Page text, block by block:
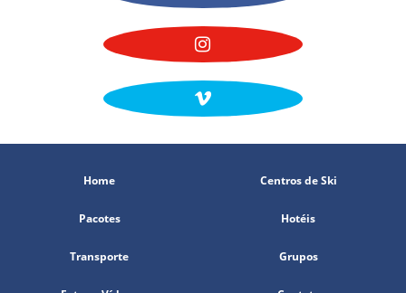
Home Centros de Ski
Pacotes Hotéis
Transporte Grupos